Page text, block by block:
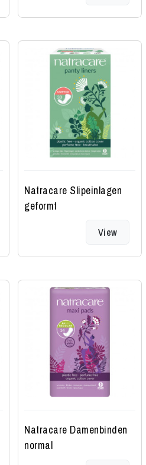
Natracare Slipeinlagen
geformt
View
Natracare Damenbinden
normal